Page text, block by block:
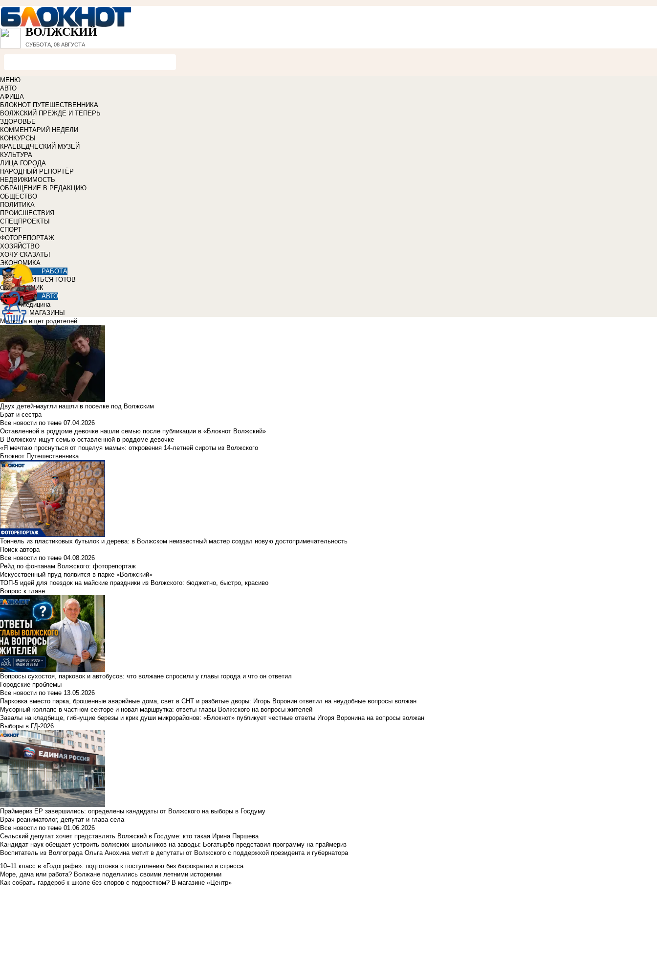
ВОЛЖСКИЙ
СУББОТА, 08 АВГУСТА
МЕНЮ
АВТО
АФИША
БЛОКНОТ ПУТЕШЕСТВЕННИКА
ВОЛЖСКИЙ ПРЕЖДЕ И ТЕПЕРЬ
ЗДОРОВЬЕ
КОММЕНТАРИЙ НЕДЕЛИ
КОНКУРСЫ
КРАЕВЕДЧЕСКИЙ МУЗЕЙ
КУЛЬТУРА
ЛИЦА ГОРОДА
НАРОДНЫЙ РЕПОРТЁР
НЕДВИЖИМОСТЬ
ОБРАЩЕНИЕ В РЕДАКЦИЮ
ОБЩЕСТВО
ПОЛИТИКА
ПРОИСШЕСТВИЯ
СПЕЦПРОЕКТЫ
СПОРТ
ФОТОРЕПОРТАЖ
ХОЗЯЙСТВО
ХОЧУ СКАЗАТЬ!
ЭКОНОМИКА
РАБОТА
УЧИТЬСЯ ГОТОВ
СПРАВОЧНИК
АВТО
Медицина
МАГАЗИНЫ
Малютка ищет родителей
Двух детей-маугли нашли в поселке под Волжским
Брат и сестра
Все новости по теме 07.04.2026
Оставленной в роддоме девочке нашли семью после публикации в «Блокнот Волжский»
В Волжском ищут семью оставленной в роддоме девочке
«Я мечтаю проснуться от поцелуя мамы»: откровения 14-летней сироты из Волжского
Блокнот Путешественника
Тоннель из пластиковых бутылок и дерева: в Волжском неизвестный мастер создал новую достопримечательность
Поиск автора
Все новости по теме 04.08.2026
Рейд по фонтанам Волжского: фоторепортаж
Искусственный пруд появится в парке «Волжский»
ТОП-5 идей для поездок на майские праздники из Волжского: бюджетно, быстро, красиво
Вопрос к главе
Вопросы сухостоя, парковок и автобусов: что волжане спросили у главы города и что он ответил
Городские проблемы
Все новости по теме 13.05.2026
Парковка вместо парка, брошенные аварийные дома, свет в СНТ и разбитые дворы: Игорь Воронин ответил на неудобные вопросы волжан
Мусорный коллапс в частном секторе и новая маршрутка: ответы главы Волжского на вопросы жителей
Завалы на кладбище, гибнущие березы и крик души микрорайонов: «Блокнот» публикует честные ответы Игоря Воронина на вопросы волжан
Выборы в ГД-2026
Праймериз ЕР завершились: определены кандидаты от Волжского на выборы в Госдуму
Врач-реаниматолог, депутат и глава села
Все новости по теме 01.06.2026
Сельский депутат хочет представлять Волжский в Госдуме: кто такая Ирина Паршева
Кандидат наук обещает устроить волжских школьников на заводы: Богатырёв представил программу на праймериз
Воспитатель из Волгограда Ольга Анохина метит в депутаты от Волжского с поддержкой президента и губернатора
10–11 класс в «Годографе»: подготовка к поступлению без бюрократии и стресса
Море, дача или работа? Волжане поделились своими летними историями
Как собрать гардероб к школе без споров с подростком? В магазине «Центр»